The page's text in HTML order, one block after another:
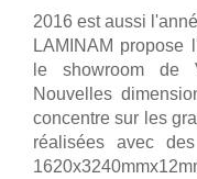
2016 est aussi
LAMINAM propose
le showroom de
Nouvelles
concentre sur les
réalisées avec